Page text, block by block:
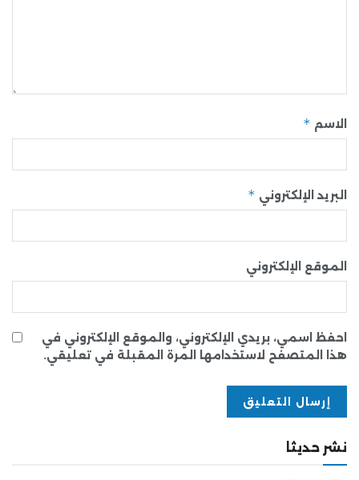
الاسم *
البريد الإلكتروني *
الموقع الإلكتروني
احفظ اسمي، بريدي الإلكتروني، والموقع الإلكتروني في
هذا المتصفح لاستخدامها المرة المقبلة في تعليقي.
نشر حديثا